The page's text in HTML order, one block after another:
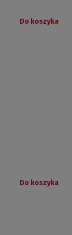
Do koszyka
Do koszyka